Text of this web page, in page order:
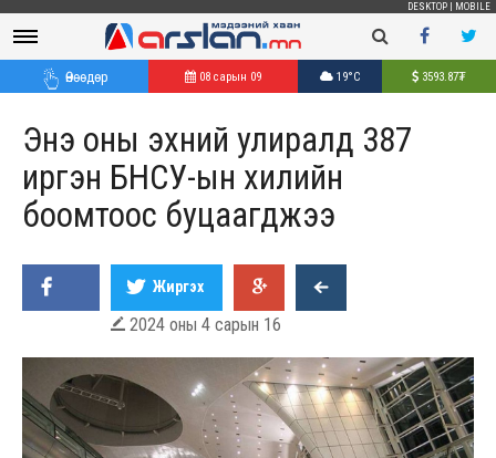
DESKTOP MOBILE
Өнөөдөр 08 сарын 09 19°C 3593.87₮
Энэ оны эхний улиралд 387
иргэн БНСУ-ын хилийн
боомтоос буцаагджээ
Жиргэх
 2024 оны 4 сарын 16